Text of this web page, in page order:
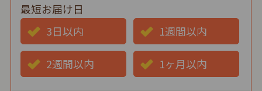
最短お届け日
3日以内
1週間以内
2週間以内 1ヶ月以内